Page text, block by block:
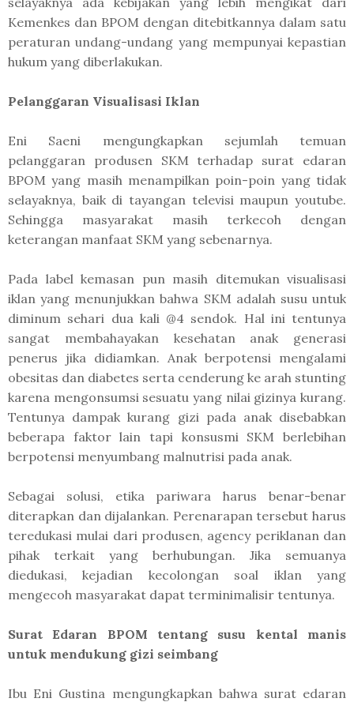
Kemenkes dan BPOM dengan ditebitkannya dalam satu
peraturan undang-undang yang mempunyai kepastian
hukum yang diberlakukan.
Pelanggaran Visualisasi Iklan
Eni Saeni mengungkapkan sejumlah temuan
pelanggaran produsen SKM terhadap surat edaran
BPOM yang masih menampilkan poin-poin yang tidak
selayaknya, baik di tayangan televisi maupun youtube.
Sehingga masyarakat masih terkecoh dengan
keterangan manfaat SKM yang sebenarnya.
Pada label kemasan pun masih ditemukan visualisasi
iklan yang menunjukkan bahwa SKM adalah susu untuk
diminum sehari dua kali @4 sendok. Hal ini tentunya
sangat membahayakan kesehatan anak generasi
penerus jika didiamkan. Anak berpotensi mengalami
obesitas dan diabetes serta cenderung ke arah stunting
karena mengonsumsi sesuatu yang nilai gizinya kurang.
Tentunya dampak kurang gizi pada anak disebabkan
beberapa faktor lain tapi konsusmi SKM berlebihan
berpotensi menyumbang malnutrisi pada anak.
Sebagai solusi, etika pariwara harus benar-benar
diterapkan dan dijalankan. Perenarapan tersebut harus
teredukasi mulai dari produsen, agency periklanan dan
pihak terkait yang berhubungan. Jika semuanya
diedukasi, kejadian kecolongan soal iklan yang
mengecoh masyarakat dapat terminimalisir tentunya.
Surat Edaran BPOM tentang susu kental manis
untuk mendukung gizi seimbang
Ibu Eni Gustina mengungkapkan bahwa surat edaran